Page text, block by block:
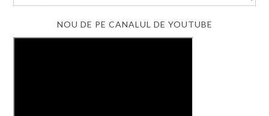
NOU DE PE CANALUL DE YOUTUBE